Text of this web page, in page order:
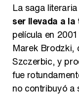
La saga
ser llevada a la
película en
Marek Brodzki,
Szczerbic, y
fue
no contribuyó a